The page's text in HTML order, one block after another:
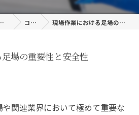
式会社渡邊建設 コラム 現場作業における足場の重要性と安全性
場の重要性と安全性
関連業界において極めて重要な